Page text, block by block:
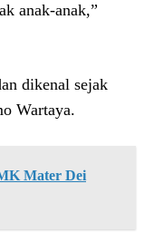
anak-anak,”
dikenal sejak
Wartaya.
Mater Dei